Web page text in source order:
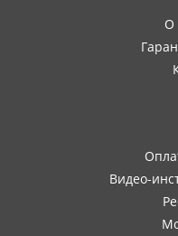
О
Видео-